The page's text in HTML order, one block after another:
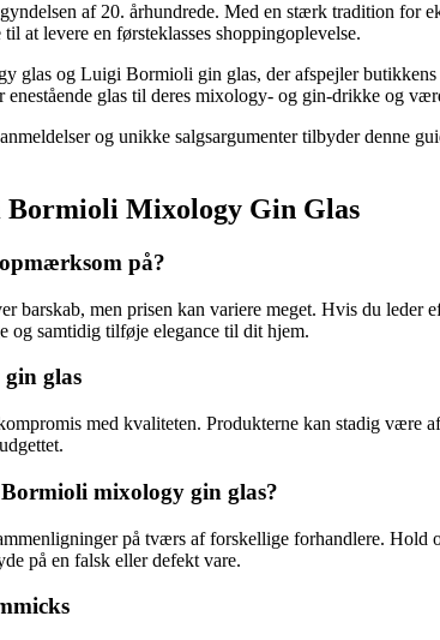
af 20. århundrede. Med en stærk tradition for
at levere en førsteklasses shoppingoplevelse.
glas og Luigi Bormioli gin glas, der afspejler
glas til deres mixology- og gin-drikke og
og unikke salgsargumenter tilbyder denne
Bormioli Mixology Gin Glas
på?
men prisen kan variere meget. Hvis du
og samtidig tilføje elegance til dit hjem.
glas
med kvaliteten. Produkterne kan stadig være
mixology gin glas?
på tværs af forskellige forhandlere. Hold
på en falsk eller defekt vare.